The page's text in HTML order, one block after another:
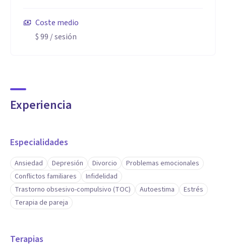
Coste medio
$ 99 / sesión
Experiencia
Especialidades
Ansiedad Depresión Divorcio
Problemas emocionales
Conflictos familiares
Infidelidad
Trastorno obsesivo-compulsivo (TOC)
Autoestima
Estrés
Terapia de pareja
Terapias